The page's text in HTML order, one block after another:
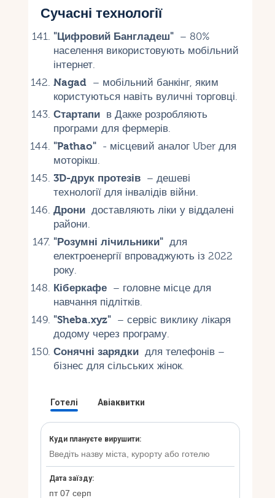
Сучасні технології
"Цифровий Бангладеш"– 80%
населення використовують мобільний
інтернет.
Nagad– мобільний банкінг, яким
користуються навіть вуличні торговці.
Стартапив Дакке розробляють
програми для фермерів.
"Pathao"- місцевий аналог Uber для
моторікш.
3D-друк протезів– дешеві
технології для інвалідів війни.
Дронидоставляють ліки у віддалені
райони.
"Розумні лічильники"для
електроенергії впроваджують із 2022
року.
Кіберкафе– головне місце для
навчання підлітків.
"Sheba.xyz"– сервіс виклику лікаря
додому через програму.
Сонячні зарядкидля телефонів –
бізнес для сільських жінок.